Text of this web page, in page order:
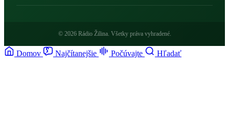
© 2026 Rádio Žilina. Všetky práva vyhradené.
Domov Najčítanejšie Počúvajte Hľadať